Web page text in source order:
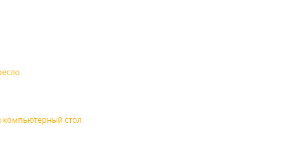
компьютерный стол